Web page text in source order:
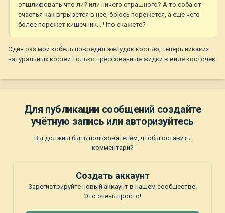
отшлифовать что ли? или ничего страшного? А то соба от
счастья как вгрызется в нее, боюсь порежется, а еще чего
более порежет кишечник... Что скажете?
Один раз мой кобель повредил желудок костью, теперь никаких
натуральных костей только прессованные жидки в виде косточек
Для публикации сообщений создайте
учётную запись или авторизуйтесь
Вы должны быть пользователем, чтобы оставить
комментарий
Создать аккаунт
Зарегистрируйте новый аккаунт в нашем сообществе.
Это очень просто!